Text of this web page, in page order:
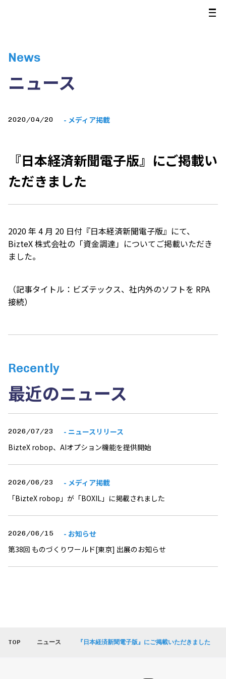
News
ニュース
2020/04/20 - メディア掲載
『日本経済新聞電子版』にご掲載い
ただきました
2020 年 4 月 20 日付『日本経済新聞電子版』にて、
BizteX 株式会社の「資金調達」についてご掲載いただき
ました。
（記事タイトル：ビズテックス、社内外のソフトを RPA
接続）
Recently
最近のニュース
2026/07/23
- ニュースリリース
BizteX robop、AIオプション機能を提供開始
2026/06/23
- メディア掲載
「BizteX robop」が「BOXIL」に掲載されました
2026/06/15
- お知らせ
第38回 ものづくりワールド[東京] 出展のお知らせ
TOP ニュース 『日本経済新聞電子版』にご掲載いただきました